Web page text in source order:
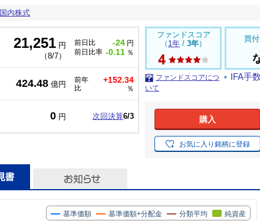
国内株式
21,251 円
（8/7）
前日比 -24 円
前日比率 -0.11 ％
424.48 億円
前年
比
+152.34
％
0 円 次回決算6/3
ファンドスコア
（ 1年 / 3年）
ファンドスコアにつ
いて
買
IFA手
購入
お気に入り銘柄に登録
基準価額 基準価額+分配金 分類平均 純資産